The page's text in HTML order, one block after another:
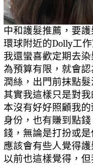
中和護髮推薦，要
環球附近的Dolly工作
我還蠻喜歡定期去
為預算有限，就會
潤絲，出門前抹點
其實我這樣只是對
本沒有好好照顧我
身份，也有賺到點
錢，無論是打扮或
應該會有些人覺得
以前也這樣覺得，